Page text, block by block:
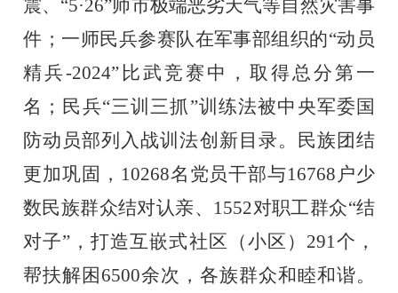
震、“5·26”师市极端恶劣天气等自然灾害事
件；一师民兵参赛队在军事部组织的“动员
精兵-2024”比武竞赛中，取得总分第一
名；民兵“三训 三抓 ”训 练法被中央军委国
防动员部列入战训法创新目录。民族团结
更加巩固， 10268名党员干部与16768 户少
数民族群众结对认亲、 1552对职工群众“结
对子” ，打造互嵌式社区（小区） 291 个，
帮扶解困 6500余次，各族群众和睦和谐。